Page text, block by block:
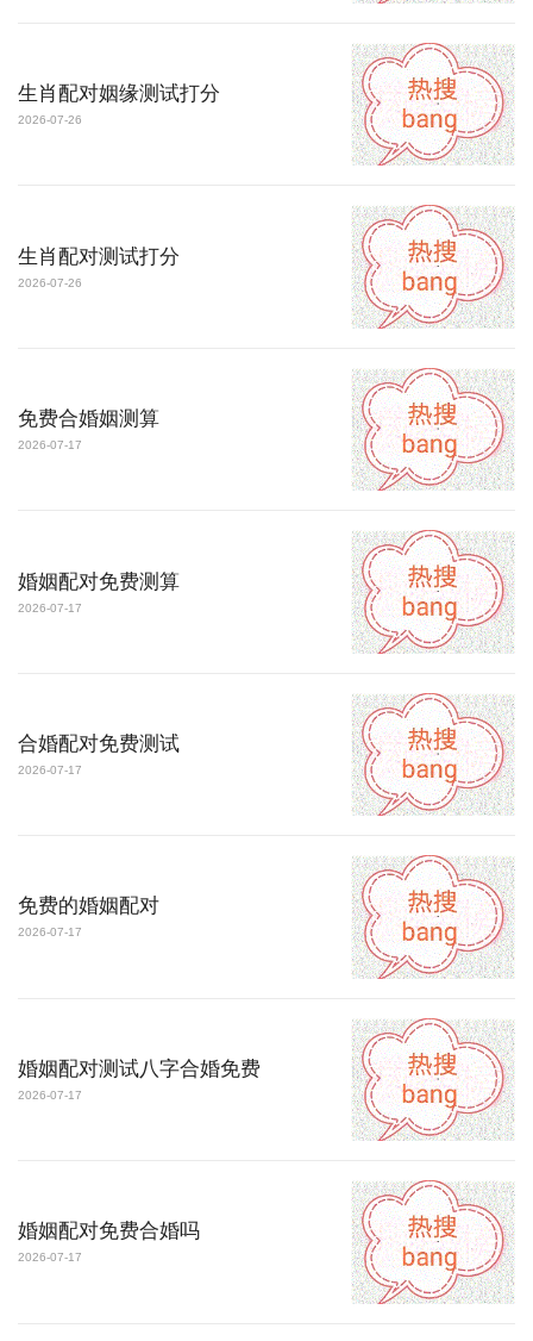
生肖配对姻缘测试打分
2026-07-26
生肖配对测试打分
2026-07-26
免费合婚姻测算
2026-07-17
婚姻配对免费测算
2026-07-17
合婚配对免费测试
2026-07-17
免费的婚姻配对
2026-07-17
婚姻配对测试八字合婚免费
2026-07-17
婚姻配对免费合婚吗
2026-07-17